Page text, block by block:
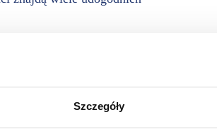
Szczegóły
i jeszcze lepiej odpowiadać na ich
kilkunastu tysięcy produktów marek
marek, a także bogatą ofertę
został dopasowany do oczekiwań lokalnego
W aranżacji sklepu wykorzystano
jak i funkcjonalność perfumerii.